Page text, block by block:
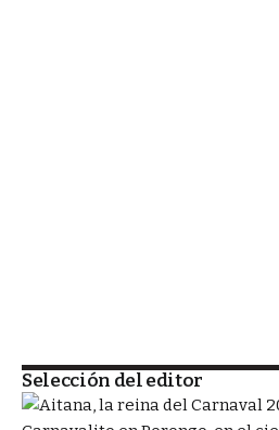
Selección del editor